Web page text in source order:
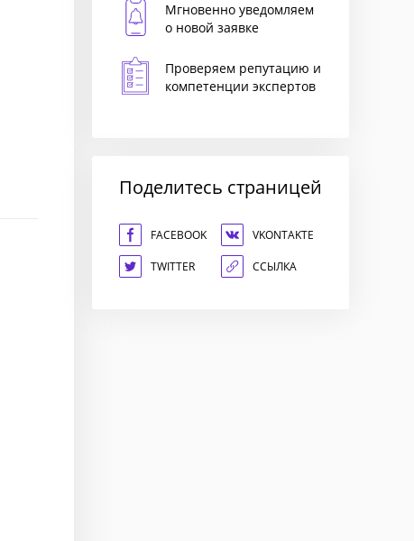
Мгновенно уведомляем
о новой заявке
Проверяем репутацию и
компетенции экспертов
Поделитесь страницей
FACEBOOK VKONTAKTE
TWITTER ССЫЛКА